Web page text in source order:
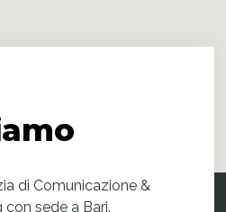
di Comunicazione &
con sede a Bari.